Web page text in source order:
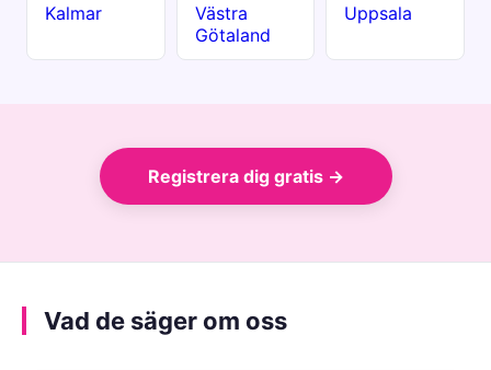
Kalmar
Västra
Götaland
Uppsala
Registrera dig gratis →
Vad de säger om oss